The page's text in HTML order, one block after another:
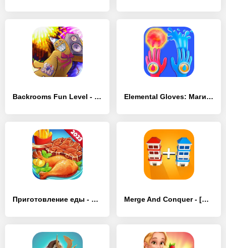
Backrooms Fun Level - [MOD Бесконечные деньги] Elemental Gloves: Магия и Сила - [MOD Бесконечные деньги]
Приготовление еды - ресторана - [MOD Бесконечные деньги] Merge And Conquer - [MOD Бесконечные деньги]